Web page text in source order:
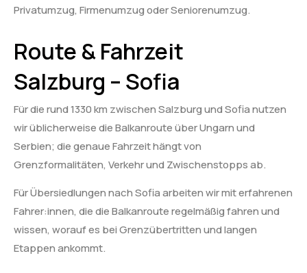
Privatumzug, Firmenumzug oder Seniorenumzug.
Route & Fahrzeit
Salzburg – Sofia
Für die rund 1330 km zwischen Salzburg und Sofia nutzen
wir üblicherweise die Balkanroute über Ungarn und
Serbien; die genaue Fahrzeit hängt von
Grenzformalitäten, Verkehr und Zwischenstopps ab.
Für Übersiedlungen nach Sofia arbeiten wir mit erfahrenen
Fahrer:innen, die die Balkanroute regelmäßig fahren und
wissen, worauf es bei Grenzübertritten und langen
Etappen ankommt.